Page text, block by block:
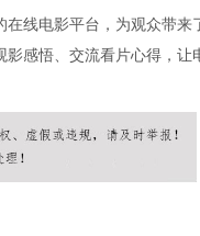
线电影平台，为观众带来
感悟、交流看片心得，让